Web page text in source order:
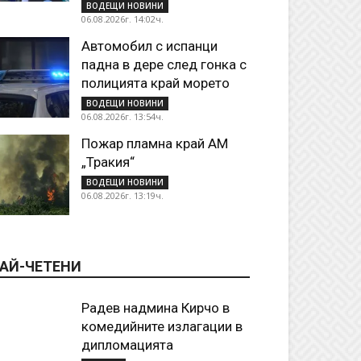
ВОДЕЩИ НОВИНИ
06.08.2026г. 14:02ч.
Автомобил с испанци
падна в дере след гонка с
полицията край морето
ВОДЕЩИ НОВИНИ
06.08.2026г. 13:54ч.
Пожар пламна край АМ
„Тракия“
ВОДЕЩИ НОВИНИ
06.08.2026г. 13:19ч.
ЧЕТЕНИ
Радев надмина Кирчо в
комедийните излагации в
дипломацията